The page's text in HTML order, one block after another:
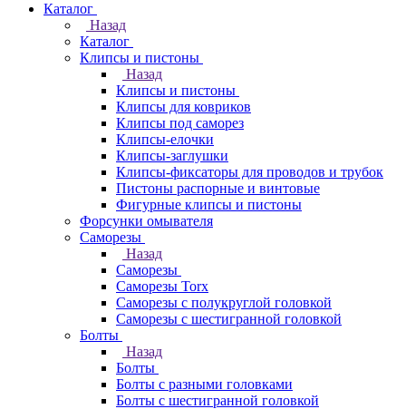
Каталог
Назад
Каталог
Клипсы и пистоны
Назад
Клипсы и пистоны
Клипсы для ковриков
Клипсы под саморез
Клипсы-елочки
Клипсы-заглушки
Клипсы-фиксаторы для проводов и трубок
Пистоны распорные и винтовые
Фигурные клипсы и пистоны
Форсунки омывателя
Саморезы
Назад
Саморезы
Саморезы Torx
Саморезы с полукруглой головкой
Саморезы с шестигранной головкой
Болты
Назад
Болты
Болты с разными головками
Болты с шестигранной головкой